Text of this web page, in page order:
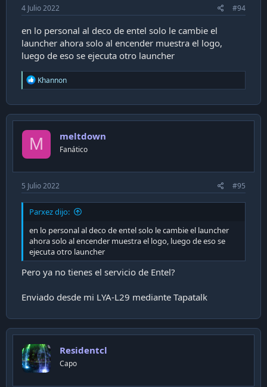
4 Julio 2022 #94
en lo personal al deco de entel solo le cambie el
launcher ahora solo al encender muestra el logo,
luego de eso se ejecuta otro launcher
R
e
c
t
o
n
Khannon
M meltdown
Fanático
5 Julio 2022 #95
Parxez dijo:
en lo personal al deco de entel solo le cambie el launcher
ahora solo al encender muestra el logo, luego de eso se
ejecuta otro launcher
Pero ya no tienes el servicio de Entel?
Enviado desde mi LYA-L29 mediante Tapatalk
Residentcl
Capo